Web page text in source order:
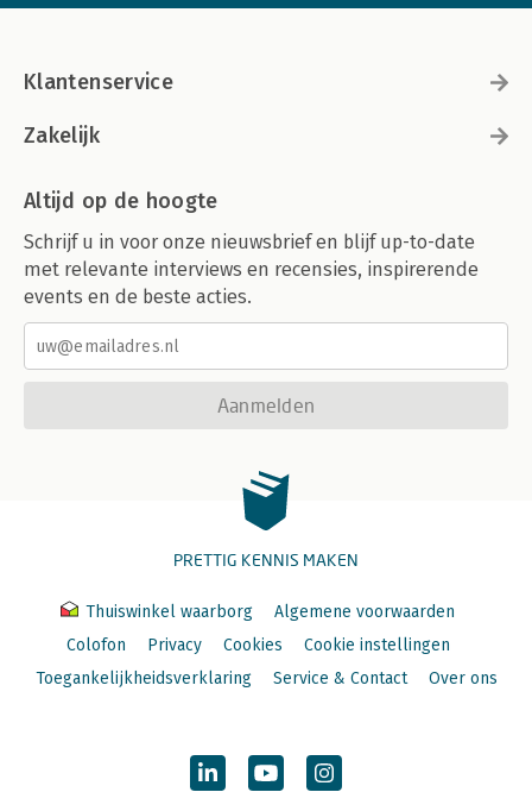
Klantenservice
Zakelijk
Altijd op de hoogte
Schrijf u in voor onze nieuwsbrief en blijf up-to-date
met relevante interviews en recensies, inspirerende
events en de beste acties.
Aanmelden
PRETTIG KENNIS MAKEN
Thuiswinkel waarborg
Algemene voorwaarden
Colofon
Privacy Cookies
Cookie instellingen
Toegankelijkheidsverklaring
Service & Contact Over ons